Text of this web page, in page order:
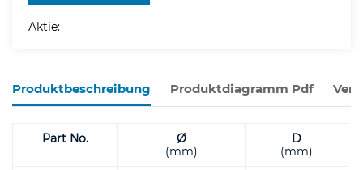
Aktie:
Produktbeschreibung Produktdiagramm Pdf
Part No.
Ø
(mm)
D
(mm)